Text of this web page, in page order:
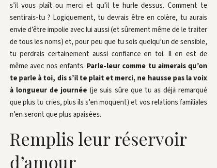
s’il vous plaît ou merci et qu’il te hurle dessus. Comment te
sentirais-tu ? Logiquement, tu devrais être en colère, tu aurais
envie d’être impolie avec lui aussi (et sûrement même de le traiter
de tous les noms) et, pour peu que tu sois quelqu’un de sensible,
tu perdrais certainement aussi confiance en toi. Il en est de
même avec nos enfants. Parle-leur comme tu aimerais qu’on
te parle à toi, dis s’il te plait et merci, ne hausse pas la voix
à longueur de journée (je suis sûre que tu as déjà remarqué
que plus tu cries, plus ils s’en moquent) et vos relations familiales
n’en seront que plus apaisées.
Remplis leur réservoir
d’amour